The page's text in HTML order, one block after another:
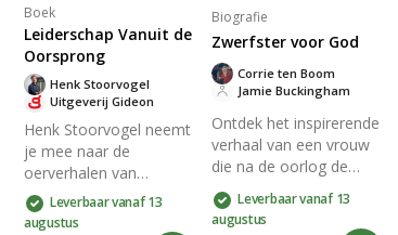
Boek
Leiderschap Vanuit de
Oorsprong
Uitgeverij Gideon
Henk Stoorvogel
Henk Stoorvogel neemt
je mee naar de
oerverhalen van
Genesis voor
diepgaande inzichten in
Leverbaar vanaf 13
augustus
Biografie
Zwerfster voor God
Jamie Buckingham
Corrie ten Boom
Ontdek het inspirerende
verhaal van een vrouw
die na de oorlog de
wereld over reist om de
liefde van God en de
Leverbaar vanaf 13
augustus